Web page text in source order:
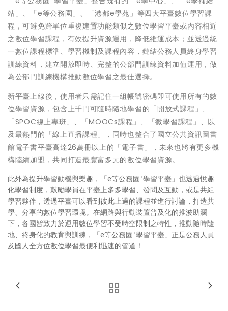
站」、「e等公務園」、「港都e學苑」等四大平臺數位學習課
程，可避免跨單位重複建置功能類似之數位學習平臺或內容相近
之數位學習課程，有效提升資源運用，降低維運成本；並透過統
一數位課程標準、學習機制及課程內容，鏈結公務人員終身學習
訓練資料，建立開放即時、完整的公部門訓練資料加值運用，做
為公部門訓練機構推動數位學習之最佳選擇。
新平臺上線後，使用者只需記住一組帳號密碼即可使用所有的數
位學習資源，包含上千門可隨時隨地學習的「開放式課程」、
「SPOC線上專班」、「MOOCs課程」、「微學習課程」、以
及最熱門的「線上直播課程」，同時也整合了國立公共資訊圖書
館電子書平臺高達26萬冊以上的「電子書」，未來也將有更多機
構陸續加盟，共同打造最豐富多元的數位學習資源。
此外為提升學習動機與樂趣，「e等公務園+學習平臺」也透過悅趣
化學習制度，鼓勵學員在平臺上多多學習、發問及互動，或是共組
學習夥伴，透過平臺可以看到彼此上過的課程並進行討論，打造共
學、分享的數位學習環境。在網路與行動裝置普及化的推波助瀾
下，各國皆致力於運用數位學習不受時空限制之特性，推動隨時隨
地、終身化的教育與訓練，「e等公務園+學習平臺」正是公務人員
及國人全方位數位學習最便利迅速的管道！